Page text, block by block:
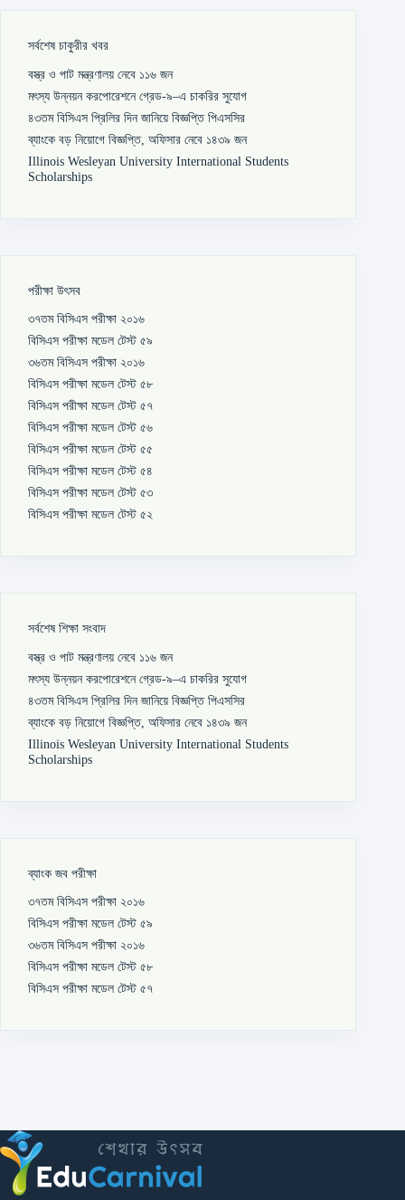
সর্বশেষ চাকুরীর খবর
বস্ত্র ও পাট মন্ত্রণালয় নেবে ১১৬ জন
মৎস্য উন্নয়ন করপোরেশনে গ্রেড-৯–এ চাকরির সুযোগ
৪৩তম বিসিএস প্রিলির দিন জানিয়ে বিজ্ঞপ্তি পিএসসির
ব্যাংকে বড় নিয়োগে বিজ্ঞপ্তি, অফিসার নেবে ১৪৩৯ জন
Illinois Wesleyan University International Students
Scholarships
পরীক্ষা উৎসব
৩৭তম বিসিএস পরীক্ষা ২০১৬
বিসিএস পরীক্ষা মডেল টেস্ট ৫৯
৩৬তম বিসিএস পরীক্ষা ২০১৬
বিসিএস পরীক্ষা মডেল টেস্ট ৫৮
বিসিএস পরীক্ষা মডেল টেস্ট ৫৭
বিসিএস পরীক্ষা মডেল টেস্ট ৫৬
বিসিএস পরীক্ষা মডেল টেস্ট ৫৫
বিসিএস পরীক্ষা মডেল টেস্ট ৫৪
বিসিএস পরীক্ষা মডেল টেস্ট ৫৩
বিসিএস পরীক্ষা মডেল টেস্ট ৫২
সর্বশেষ শিক্ষা সংবাদ
বস্ত্র ও পাট মন্ত্রণালয় নেবে ১১৬ জন
মৎস্য উন্নয়ন করপোরেশনে গ্রেড-৯–এ চাকরির সুযোগ
৪৩তম বিসিএস প্রিলির দিন জানিয়ে বিজ্ঞপ্তি পিএসসির
ব্যাংকে বড় নিয়োগে বিজ্ঞপ্তি, অফিসার নেবে ১৪৩৯ জন
Illinois Wesleyan University International Students
Scholarships
ব্যাংক জব পরীক্ষা
৩৭তম বিসিএস পরীক্ষা ২০১৬
বিসিএস পরীক্ষা মডেল টেস্ট ৫৯
৩৬তম বিসিএস পরীক্ষা ২০১৬
বিসিএস পরীক্ষা মডেল টেস্ট ৫৮
বিসিএস পরীক্ষা মডেল টেস্ট ৫৭